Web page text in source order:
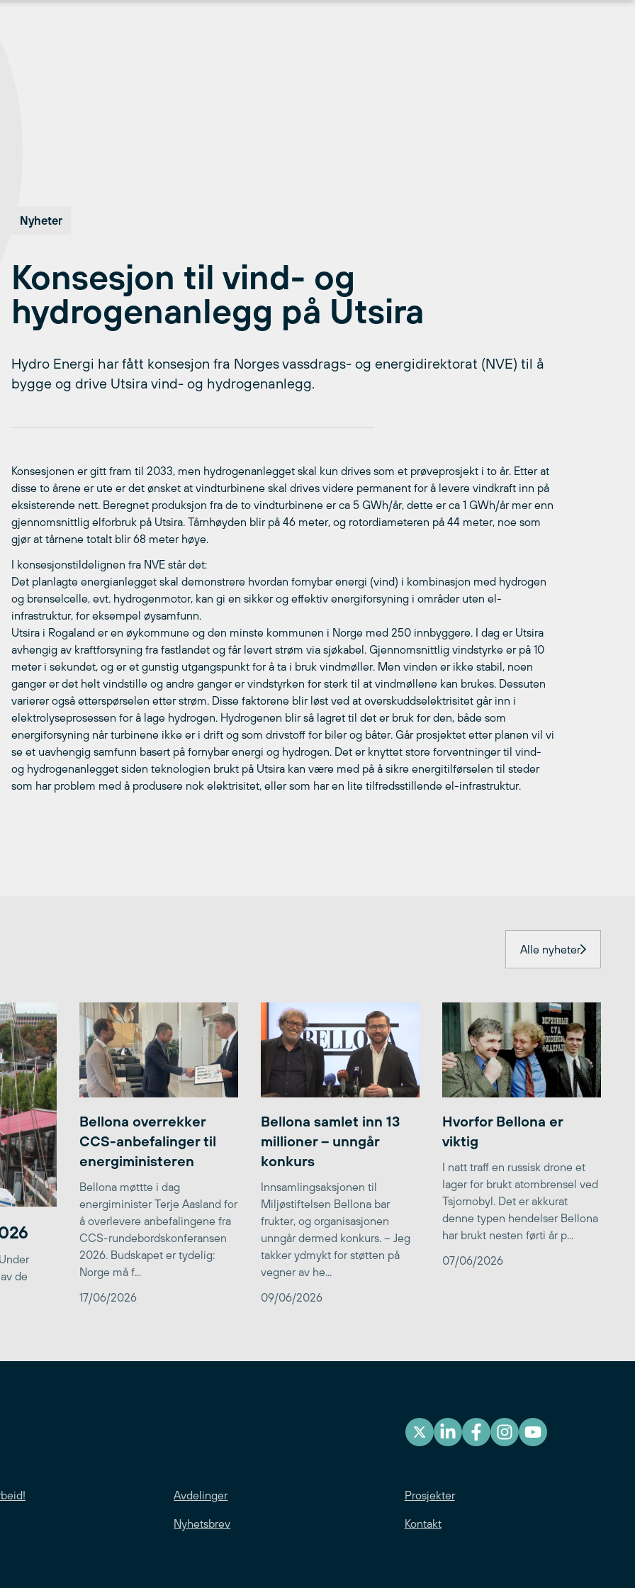
Nyheter
Konsesjon til vind- og
hydrogenanlegg på Utsira
Hydro Energi har fått konsesjon fra Norges vassdrags- og energidirektorat (NVE) til å
bygge og drive Utsira vind- og hydrogenanlegg.
Konsesjonen er gitt fram til 2033, men hydrogenanlegget skal kun drives som et prøveprosjekt i to år. Etter at
disse to årene er ute er det ønsket at vindturbinene skal drives videre permanent for å levere vindkraft inn på
eksisterende nett. Beregnet produksjon fra de to vindturbinene er ca 5 GWh/år, dette er ca 1 GWh/år mer enn
gjennomsnittlig elforbruk på Utsira. Tårnhøyden blir på 46 meter, og rotordiameteren på 44 meter, noe som
gjør at tårnene totalt blir 68 meter høye.
I konsesjonstildelignen fra NVE står det:
Det planlagte energianlegget skal demonstrere hvordan fornybar energi (vind) i kombinasjon med hydrogen
og brenselcelle, evt. hydrogenmotor, kan gi en sikker og effektiv energiforsyning i områder uten el-
infrastruktur, for eksempel øysamfunn.
Utsira i Rogaland er en øykommune og den minste kommunen i Norge med 250 innbyggere. I dag er Utsira
avhengig av kraftforsyning fra fastlandet og får levert strøm via sjøkabel. Gjennomsnittlig vindstyrke er på 10
meter i sekundet, og er et gunstig utgangspunkt for å ta i bruk vindmøller. Men vinden er ikke stabil, noen
ganger er det helt vindstille og andre ganger er vindstyrken for sterk til at vindmøllene kan brukes. Dessuten
varierer også etterspørselen etter strøm. Disse faktorene blir løst ved at overskuddselektrisitet går inn i
elektrolyseprosessen for å lage hydrogen. Hydrogenen blir så lagret til det er bruk for den, både som
energiforsyning når turbinene ikke er i drift og som drivstoff for biler og båter. Går prosjektet etter planen vil vi
se et uavhengig samfunn basert på fornybar energi og hydrogen. Det er knyttet store forventninger til vind-
og hydrogenanlegget siden teknologien brukt på Utsira kan være med på å sikre energitilførselen til steder
som har problem med å produsere nok elektrisitet, eller som har en lite tilfredsstillende el-infrastruktur.
Alle nyheter
de
Bellona overrekker
CCS-anbefalinger til
energiministeren
Bellona møttte i dag
energiminister Terje Aasland for
å overlevere anbefalingene fra
CCS-rundebordskonferansen
2026. Budskapet er tydelig:
Norge må f...
17/06/2026
Bellona samlet inn 13
millioner – unngår
konkurs
Innsamlingsaksjonen til
Miljøstiftelsen Bellona bar
frukter, og organisasjonen
unngår dermed konkurs. – Jeg
takker ydmykt for støtten på
vegner av he...
09/06/2026
Hvorfor Bellona er
viktig
I natt traff en russisk drone et
lager for brukt atombrensel ved
Tsjornobyl. Det er akkurat
denne typen hendelser Bellona
har brukt nesten førti år p...
07/06/2026
Avdelinger Prosjekter
Nyhetsbrev Kontakt